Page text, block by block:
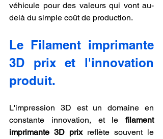
véhicule pour des valeurs qui vont au-
delà du simple coût de production.
Le Filament imprimante
3D prix et l'innovation
produit.
L'impression 3D est un domaine en
constante innovation, et le filament
imprimante 3D prix reflète souvent le